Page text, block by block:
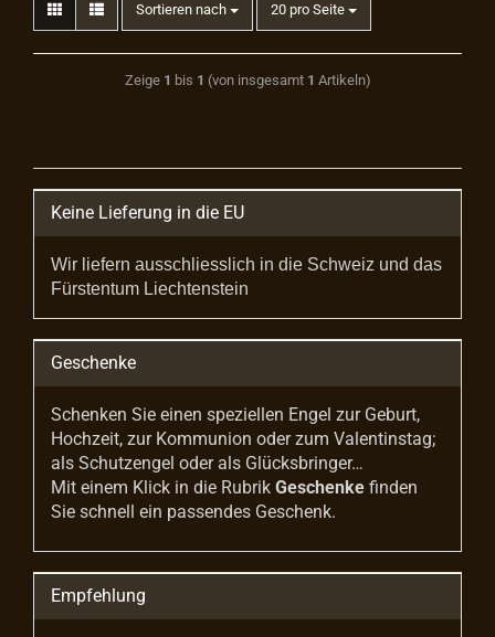
Sortieren nach 20 pro Seite
Zeige 1 bis 1 (von insgesamt 1 Artikeln)
Keine Lieferung in die EU
Wir liefern ausschliesslich in die Schweiz und das
Fürstentum Liechtenstein
Geschenke
Schenken Sie einen speziellen Engel zur Geburt,
Hochzeit, zur Kommunion oder zum Valentinstag;
als Schutzengel oder als Glücksbringer…
Mit einem Klick in die Rubrik Geschenke finden
Sie schnell ein passendes Geschenk.
Empfehlung